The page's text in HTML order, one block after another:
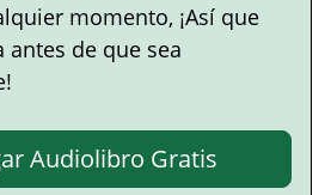
momento, ¡Así que
antes de que sea
Audiolibro Gratis